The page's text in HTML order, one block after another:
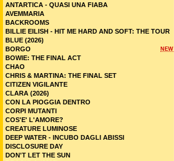
ANTARTICA - QUASI UNA FIABA
AVEMMARIA
BACKROOMS
BILLIE EILISH - HIT ME HARD AND SOFT: THE TOUR
BLUE (2026)
NEW
BORGO
BOWIE: THE FINAL ACT
CHAO
CHRIS & MARTINA: THE FINAL SET
CITIZEN VIGILANTE
CLARA (2026)
CON LA PIOGGIA DENTRO
CORPI MUTANTI
COS'E' L'AMORE?
CREATURE LUMINOSE
DEEP WATER - INCUBO DAGLI ABISSI
DISCLOSURE DAY
DON'T LET THE SUN